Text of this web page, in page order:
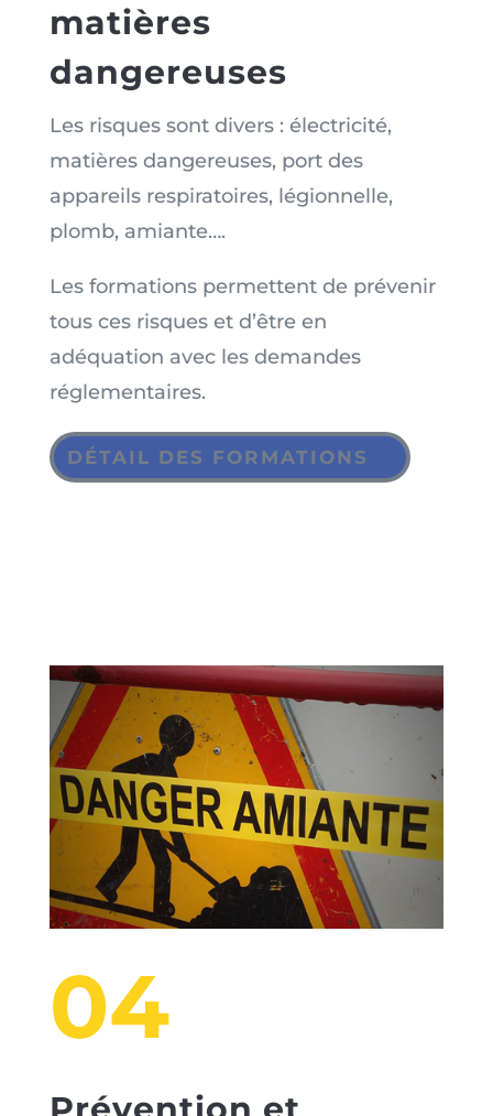
matières
dangereuses
Les risques sont divers : électricité,
matières dangereuses, port des
appareils respiratoires, légionnelle,
plomb, amiante….
Les formations permettent de prévenir
tous ces risques et d’être en
adéquation avec les demandes
réglementaires.
DÉTAIL DES FORMATIONS
04